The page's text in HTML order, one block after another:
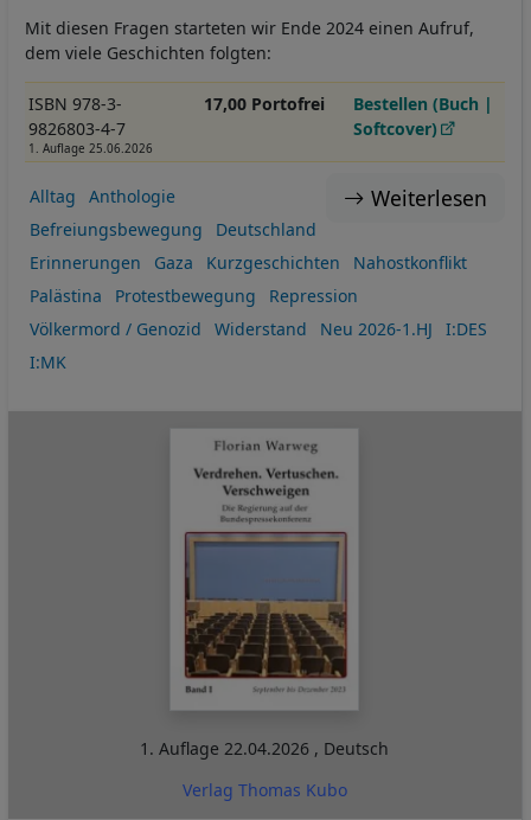
Mit diesen Fragen starteten wir Ende 2024 einen Aufruf,
dem viele Geschichten folgten:
ISBN 978-3-
9826803-4-7
1. Auflage 25.06.2026
17,00 Portofrei
Bestellen (Buch |
Softcover)
Weiterlesen
Alltag
Anthologie
Befreiungsbewegung
Deutschland
Erinnerungen
Gaza Kurzgeschichten
Nahostkonflikt
Palästina
Protestbewegung
Repression
Völkermord / Genozid
Widerstand Neu 2026-1.HJ
I:DES
I:MK
1. Auflage22.04.2026 , Deutsch
Verlag Thomas Kubo